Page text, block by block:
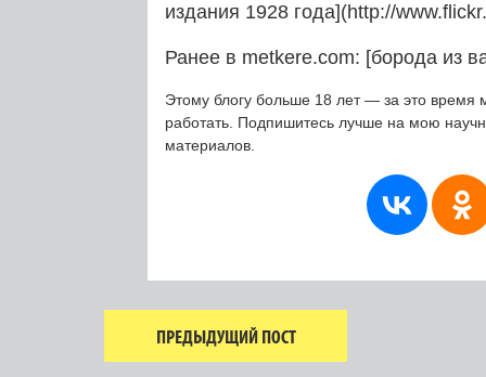
издания 1928 года](http://
Ранее в metkere.com: [борода из
Этому блогу больше 18 лет — за это время
работать. Подпишитесь лучше на мою
материалов.
ПРЕДЫДУЩИЙ ПОСТ